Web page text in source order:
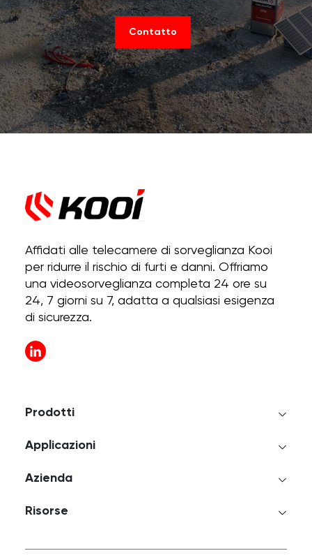
Contatto
Affidati alle telecamere di sorveglianza Kooi
per ridurre il rischio di furti e danni. Offriamo
una videosorveglianza completa 24 ore su
24, 7 giorni su 7, adatta a qualsiasi esigenza
di sicurezza.
Prodotti
Applicazioni
Azienda
Risorse